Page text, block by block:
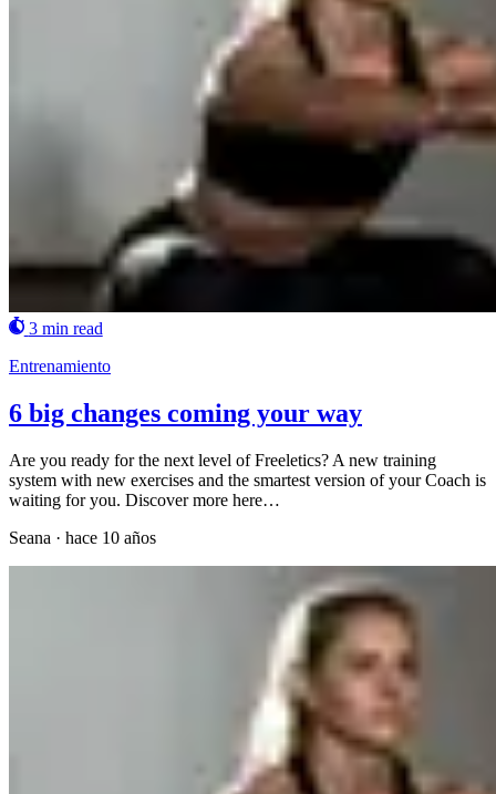
3 min read
Entrenamiento
6 big changes coming your way
Are you ready for the next level of Freeletics? A new training
system with new exercises and the smartest version of your Coach is
waiting for you. Discover more here…
Seana · hace 10 años